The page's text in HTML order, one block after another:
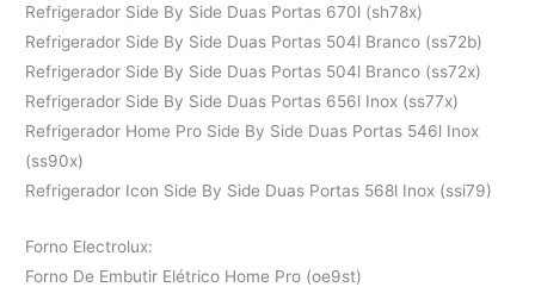
Refrigerador Side By Side Duas Portas 670l (sh78x)
Refrigerador Side By Side Duas Portas 504l Branco (ss72b)
Refrigerador Side By Side Duas Portas 504l Branco (ss72x)
Refrigerador Side By Side Duas Portas 656l Inox (ss77x)
Refrigerador Home Pro Side By Side Duas Portas 546l Inox
(ss90x)
Refrigerador Icon Side By Side Duas Portas 568l Inox (ssi79)
Forno Electrolux:
Forno De Embutir Elétrico Home Pro (oe9st)